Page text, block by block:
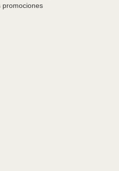
promociones